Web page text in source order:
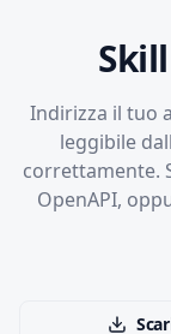
Indirizza il tuo
leggibile
correttamente.
OpenAPI,